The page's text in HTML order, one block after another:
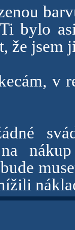
bylo
že jsem
v